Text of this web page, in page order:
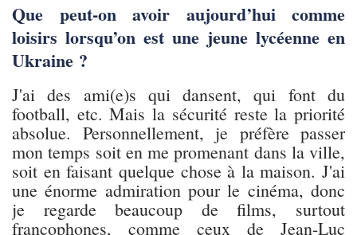
Que peut-on avoir aujourd’hui comme
loisirs lorsqu’on est une jeune lycéenne en
Ukraine ?
J'ai des ami(e)s qui dansent, qui font du
football, etc. Mais la sécurité reste la priorité
absolue. Personnellement, je préfère passer
mon temps soit en me promenant dans la ville,
soit en faisant quelque chose à la maison. J'ai
une énorme admiration pour le cinéma, donc
je regarde beaucoup de films, surtout
francophones, comme ceux de Jean-Luc